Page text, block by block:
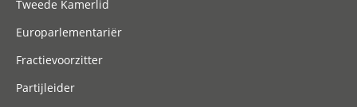
Tweede Kamerlid
Europarlementariër
Fractievoorzitter
Partijleider